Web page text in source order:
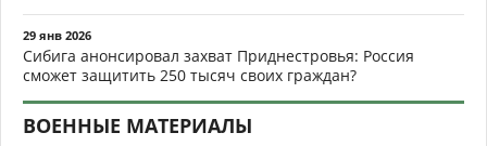
29 янв 2026
Сибига анонсировал захват Приднестровья: Россия
сможет защитить 250 тысяч своих граждан?
ВОЕННЫЕ МАТЕРИАЛЫ